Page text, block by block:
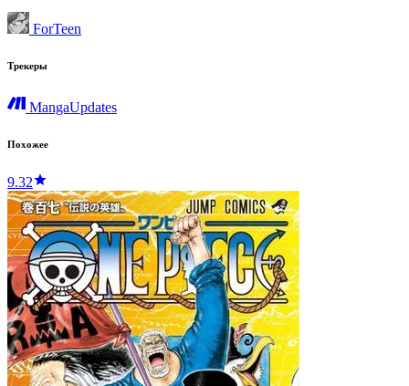
ForTeen
Трекеры
MangaUpdates
Похожее
9.32